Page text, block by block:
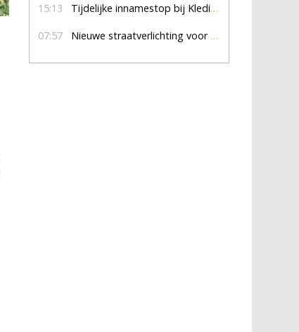
15:13 Tijdelijke innamestop bij Kledingbank Stefania
07:57 Nieuwe straatverlichting voor De Veldmaat en De Pas